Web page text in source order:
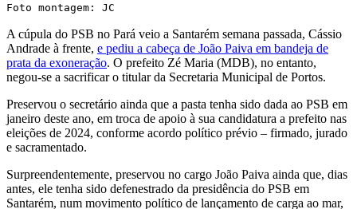
Foto montagem: JC
A cúpula do PSB no Pará veio a Santarém semana passada, Cássio
Andrade à frente, e pediu a cabeça de João Paiva em bandeja de
prata da exoneração. O prefeito Zé Maria (MDB), no entanto,
negou-se a sacrificar o titular da Secretaria Municipal de Portos.
Preservou o secretário ainda que a pasta tenha sido dada ao PSB em
janeiro deste ano, em troca de apoio à sua candidatura a prefeito nas
eleições de 2024, conforme acordo político prévio – firmado, jurado
e sacramentado.
Surpreendentemente, preservou no cargo João Paiva ainda que, dias
antes, ele tenha sido defenestrado da presidência do PSB em
Santarém, num movimento político de lançamento de carga ao mar,